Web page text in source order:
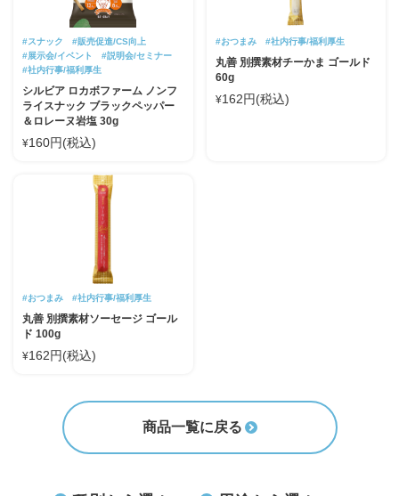
#スナック
#販売促進/CS向上
#展示会/イベント
#説明会/セミナー
#社内行事/福利厚生
シルビア ロカボファーム ノンフ
ライスナック ブラックペッパー
＆ロレーヌ岩塩 30g
¥160円(税込)
#おつまみ #社内行事/福利厚生
丸善 別撰素材チーかま ゴールド
60g
¥162円(税込)
#おつまみ #社内行事/福利厚生
丸善 別撰素材ソーセージ ゴール
ド 100g
¥162円(税込)
商品一覧に戻る